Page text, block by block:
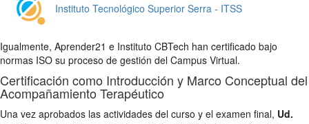
Instituto Tecnológico Superior Serra - ITSS
Igualmente, Aprender21 e Instituto CBTech han certificado bajo
normas ISO su proceso de gestión del Campus Virtual.
Certificación como Introducción y Marco Conceptual del
Acompañamiento Terapéutico
Una vez aprobados las actividades del curso y el examen final, Ud.